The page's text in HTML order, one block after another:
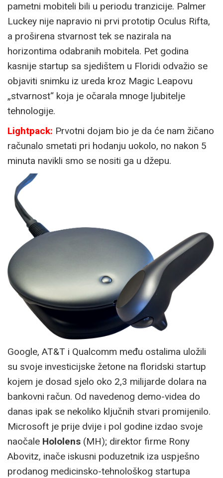
pametni mobiteli bili u periodu tranzicije. Palmer
Luckey nije napravio ni prvi prototip Oculus Rifta,
a proširena stvarnost tek se nazirala na
horizontima odabranih mobitela. Pet godina
kasnije startup sa sjedištem u Floridi odvažio se
objaviti snimku iz ureda kroz Magic Leapovu
„stvarnost“ koja je očarala mnoge ljubitelje
tehnologije.
Lightpack: Prvotni dojam bio je da će nam žičano
računalo smetati pri hodanju uokolo, no nakon 5
minuta navikli smo se nositi ga u džepu.
Google, AT&T i Qualcomm među ostalima uložili
su svoje investicijske žetone na floridski startup
kojem je dosad sjelo oko 2,3 milijarde dolara na
bankovni račun. Od navedenog demo-videa do
danas ipak se nekoliko ključnih stvari promijenilo.
Microsoft je prije dvije i pol godine izdao svoje
naočale Hololens (MH); direktor firme Rony
Abovitz, inače iskusni poduzetnik iza uspješno
prodanog medicinsko-tehnološkog startupa